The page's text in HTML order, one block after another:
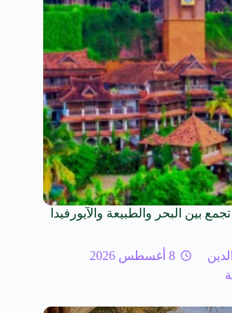
بين البحر والطبيعة والآيورفيدا
8 أغسطس 2026